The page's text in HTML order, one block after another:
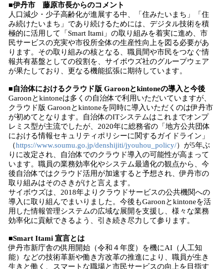
■伊丹市 藤原市長からのコメント
人口減少・少子高齢化が進展する中、「住みたいまち」「住
み続けたいまち」であり続けるためには、デジタル技術を積
極的に活用して「Smart Itami」の取り組みを着実に進め、市
民サービスの充実や市役所全体の生産性向上を図る必要があ
ります。その取り組みの核となる、職員間や市民をつなぐ情
報共有基盤としての役割を、サイボウズ社のグループウェア
が果たしており、更なる機能拡張に期待しています。
■自治体におけるクラウド版 Garoonとkintoneの導入と今後
Garoonとkintoneは多くの自治体で利用いただいていますが、
クラウド版 Garoonとkintoneを同時に導入いただくのは伊丹市
が初めてとなります。自治体のITシステムはこれまでオンプ
レミス型が主流でしたが、2020年に総務省の「地方公共団体
における情報セキュリティポリシーに関するガイドライン」
（https://www.soumu.go.jp/denshijiti/jyouhou_policy/）が5年ぶ
りに改定され、自治体でのクラウド導入の可能性が高まって
います。職員の業務効率化やシステム最適化の観点から、今
後自治体ではクラウド活用が加速すると予想され、伊丹市の
取り組みはそのさきがけと言えます。
サイボウズは、2018年よりクラウドサービスの公共機関への
導入に取り組んでまいりました。今後もGaroonとkintoneを活
用した情報管理システムの広域な展開を支援し、様々な業務
効率化に貢献できるよう、引き続き尽力して参ります。
■Smart Itami 宣言とは
伊丹市新庁舎の供用開始（令和４年度）を機にAI（人工知
能）などの技術革新や働き方改革の推進により、職員が生き
生きと働く、スマートな職場と市民サービスの向上を目指す